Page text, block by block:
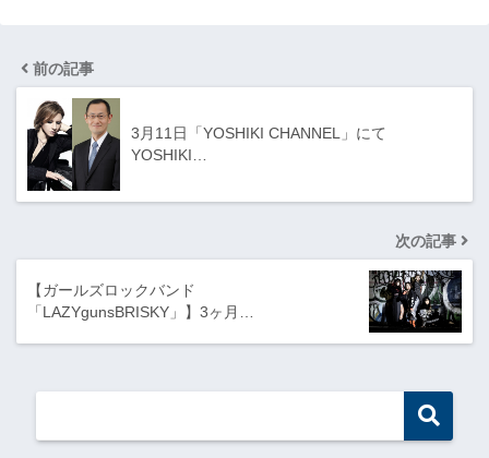
前の記事
3月11日「YOSHIKI CHANNEL」にて
YOSHIKI…
次の記事
【ガールズロックバンド
「LAZYgunsBRISKY」】3ヶ月…